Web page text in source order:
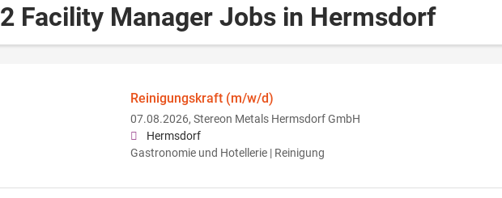
2 Facility Manager Jobs in Hermsdorf
Reinigungskraft (m/w/d)
07.08.2026, Stereon Metals Hermsdorf GmbH
Hermsdorf
Gastronomie und Hotellerie | Reinigung